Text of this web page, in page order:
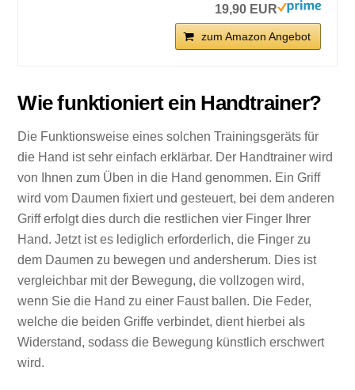
19,90 EUR
zum Amazon Angebot
Wie funktioniert ein Handtrainer?
Die Funktionsweise eines solchen Trainingsgeräts für
die Hand ist sehr einfach erklärbar. Der Handtrainer wird
von Ihnen zum Üben in die Hand genommen. Ein Griff
wird vom Daumen fixiert und gesteuert, bei dem anderen
Griff erfolgt dies durch die restlichen vier Finger Ihrer
Hand. Jetzt ist es lediglich erforderlich, die Finger zu
dem Daumen zu bewegen und andersherum. Dies ist
vergleichbar mit der Bewegung, die vollzogen wird,
wenn Sie die Hand zu einer Faust ballen. Die Feder,
welche die beiden Griffe verbindet, dient hierbei als
Widerstand, sodass die Bewegung künstlich erschwert
wird.